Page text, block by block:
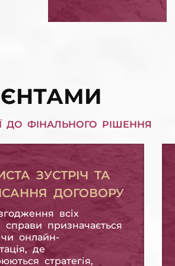
ДО ФІНАЛЬНОГО РІШЕННЯ
ЗУСТРІЧ ТА
ДОГОВОРУ
всіх
справи призначається
чи онлайн-
де
стратегія,